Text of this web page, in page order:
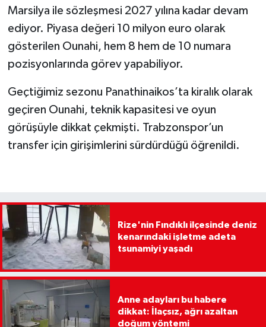
Marsilya ile sözleşmesi 2027 yılına kadar devam
ediyor. Piyasa değeri 10 milyon euro olarak
gösterilen Ounahi, hem 8 hem de 10 numara
pozisyonlarında görev yapabiliyor.
Geçtiğimiz sezonu Panathinaikos’ta kiralık olarak
geçiren Ounahi, teknik kapasitesi ve oyun
görüşüyle dikkat çekmişti. Trabzonspor’un
transfer için girişimlerini sürdürdüğü öğrenildi.
Rize'nin Fındıklı ilçesinde deniz
kenarındaki işletme adeta
tsunamiyi yaşadı
Anne adayları bu habere
dikkat: İlaçsız, ağrı azaltan
doğum yöntemi